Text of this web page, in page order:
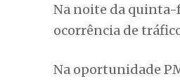
Na noite da quinta-
ocorrência de
Na oportunidade